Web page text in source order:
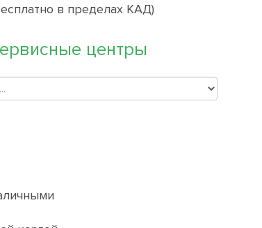
в пределах КАД)
центры